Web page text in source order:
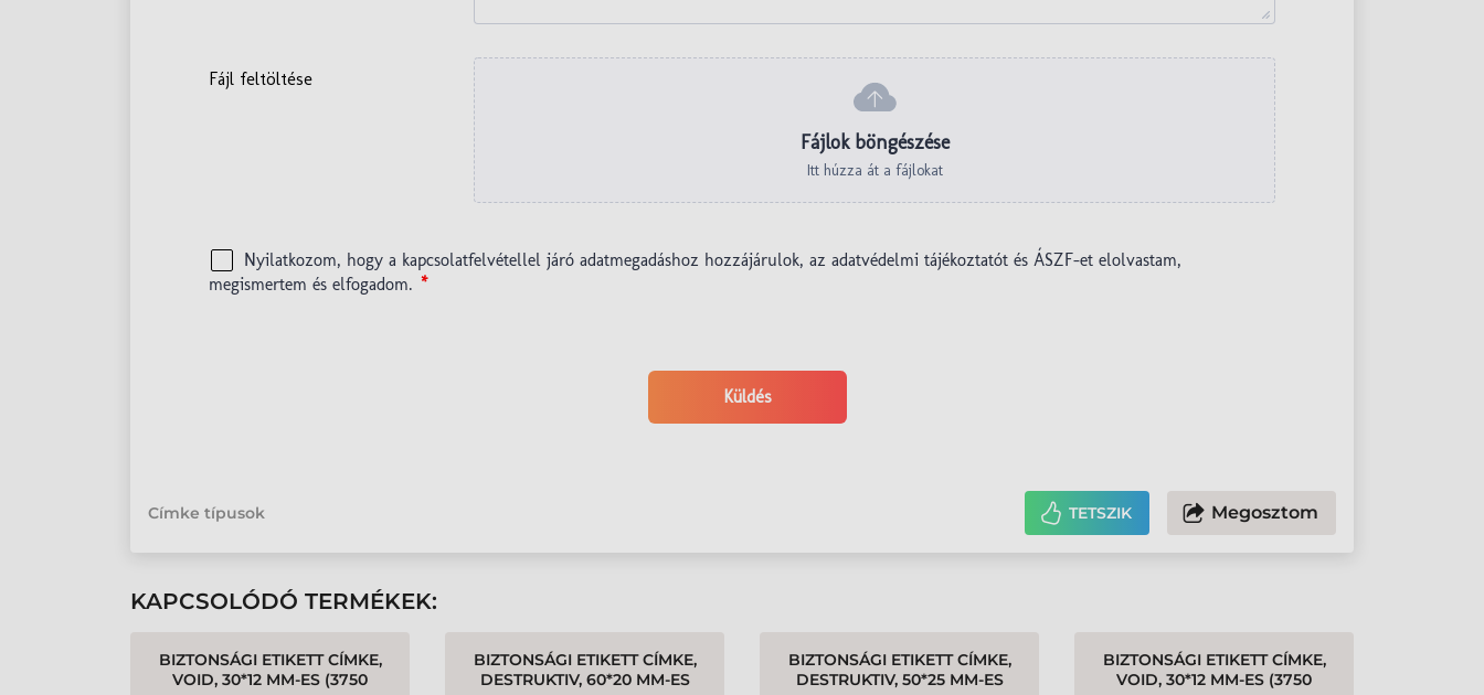
Címke típusok TETSZIK Megosztom
KAPCSOLÓDÓ TERMÉKEK:
BIZTONSÁGI ETIKETT CÍMKE,
VOID, 30*12 MM-ES (3750
BIZTONSÁGI ETIKETT CÍMKE,
DESTRUKTIV, 60*20 MM-ES
BIZTONSÁGI ETIKETT CÍMKE,
DESTRUKTIV, 50*25 MM-ES
BIZTONSÁGI ETIKETT CÍMKE,
VOID, 30*12 MM-ES (3750